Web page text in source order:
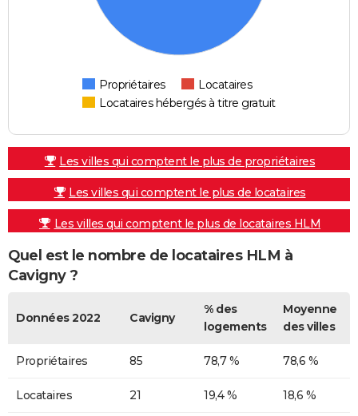
Propriétaires
Locataires
Locataires hébergés à titre gratuit
Les villes qui comptent le plus de propriétaires
Les villes qui comptent le plus de locataires
Les villes qui comptent le plus de locataires HLM
Quel est le nombre de locataires HLM à
Cavigny ?
Données 2022 Cavigny
% des
logements
Moyenne
des villes
Propriétaires 85 78,7 % 78,6 %
Locataires 21 19,4 % 18,6 %